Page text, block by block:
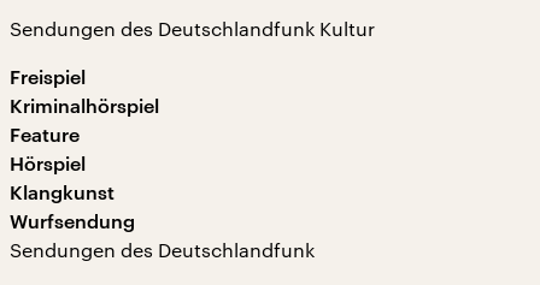
Sendungen des Deutschlandfunk Kultur
Freispiel
Kriminalhörspiel
Feature
Hörspiel
Klangkunst
Wurfsendung
Sendungen des Deutschlandfunk